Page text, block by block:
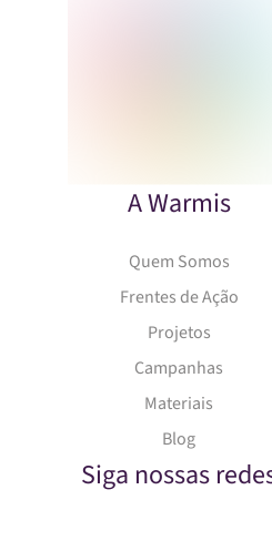
A Warmis
Quem Somos
Frentes de Ação
Projetos
Campanhas
Materiais
Blog
Siga nossas